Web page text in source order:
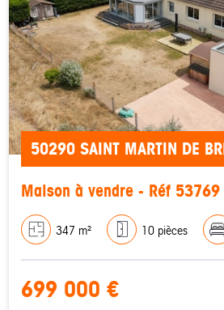
50290 SAINT MARTIN DE
Maison à vendre - Réf 53769
347 m² 10 pièces
699 000 €